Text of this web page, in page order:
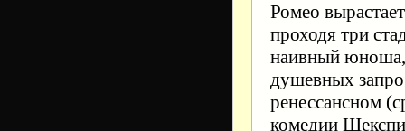
Ромео
проходя три
наивный
душевных
ренессансном
комедии